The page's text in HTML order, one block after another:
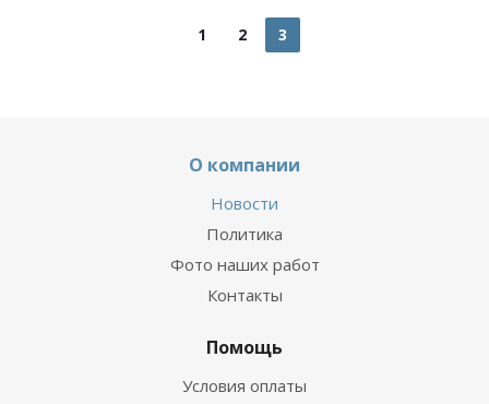
1 2 3
О компании
Новости
Политика
Фото наших работ
Контакты
Помощь
Условия оплаты